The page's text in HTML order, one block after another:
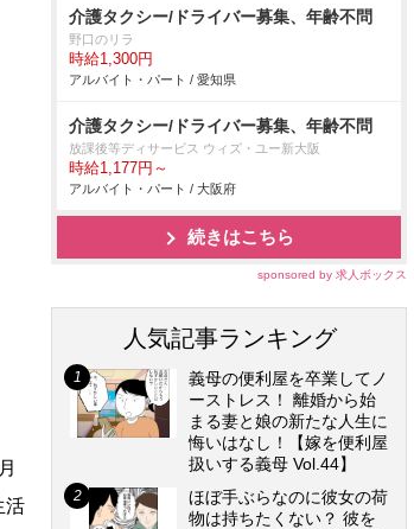
活
介護タクシー/ドライバー募集、年齢不問
野口のリラ
時給1,300円
アルバイト・パート / 愛知県
介護タクシー/ドライバー募集、年齢不問
放課後等ディサービス ウィズ・ユー新大阪
時給1,177円～
アルバイト・パート / 大阪府
続きはこちら
sponsored by 求人ボックス
人気記事ランキング
義母の便利屋を卒業してノ
ーストレス！ 離婚から始
まる妻と娘の新たな人生に
悔いはなし！【嫁を便利屋
扱いする義母 Vol.44】
ほぼ手ぶらなのに彼女の荷
物は持ちたくない？ 彼を